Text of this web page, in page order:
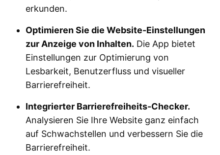
erkunden.
Optimieren Sie die Website-Einstellungen
zur Anzeige von Inhalten. Die App bietet
Einstellungen zur Optimierung von
Lesbarkeit, Benutzerfluss und visueller
Barrierefreiheit.
Integrierter Barrierefreiheits-Checker.
Analysieren Sie Ihre Website ganz einfach
auf Schwachstellen und verbessern Sie die
Barrierefreiheit.